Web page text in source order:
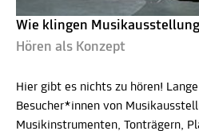
Wie klingen
Hören als Konzept
Hier gibt es nichts zu hören!
Besucher*innen von
Musikinstrumenten, Tonträgern,